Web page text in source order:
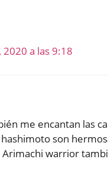
a las 9:18
me encantan las
son
Arimachi warrior